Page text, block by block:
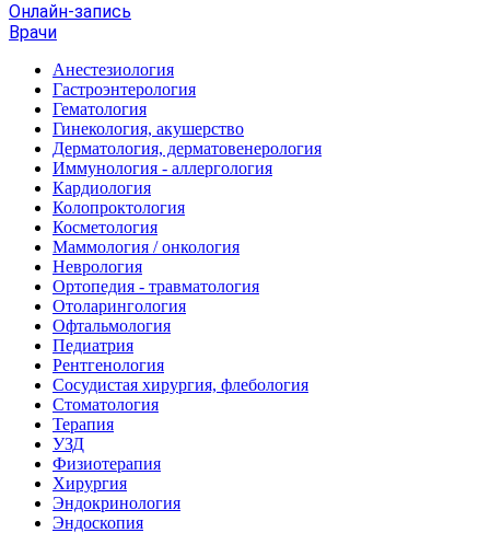
Онлайн-запись
Врачи
Анестезиология
Гастроэнтерология
Гематология
Гинекология, акушерство
Дерматология, дерматовенерология
Иммунология - аллергология
Кардиология
Колопроктология
Косметология
Маммология / онкология
Неврология
Ортопедия - травматология
Отоларингология
Офтальмология
Педиатрия
Рентгенология
Сосудистая хирургия, флебология
Стоматология
Терапия
УЗД
Физиотерапия
Хирургия
Эндокринология
Эндоскопия